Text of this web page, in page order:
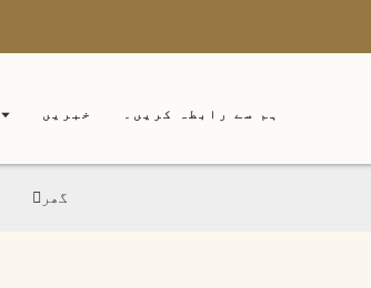
خبریں ہم سے رابطہ کریں۔
گھر